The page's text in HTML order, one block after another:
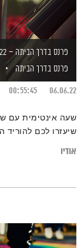
פרנס בדרך הביתה – 6.6.22
פרנס בדרך הביתה
06.06.22
00:55:45
שעה אינטימית עם
שיעזרו לכם להוריד
אודיו